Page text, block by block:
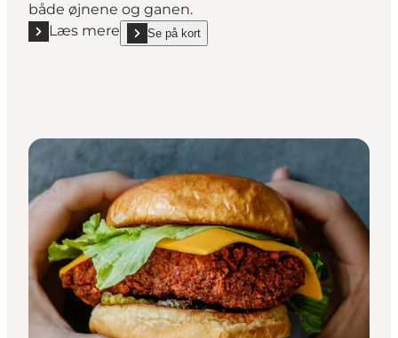
både øjnene og ganen.
Læs mere
Læs mere "Abrikos"Se på kort
show Abrikos on_map